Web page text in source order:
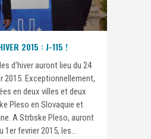
2015 : J-115 !
d'hiver auront lieu du 24
2015. Exceptionnellement,
en deux villes et deux
Pleso en Slovaquie et
A Strbske Pleso, auront
1er fevrier 2015, les...